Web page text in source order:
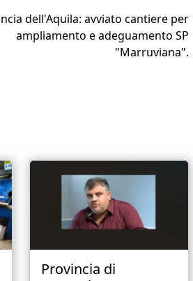
dell'Aquila: avviato cantiere per
ampliamento e adeguamento SP
"Marruviana".
Provincia di